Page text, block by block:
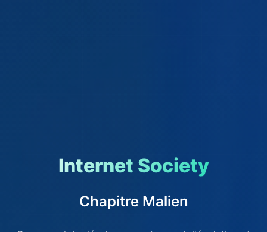
Internet Society
Chapitre Malien